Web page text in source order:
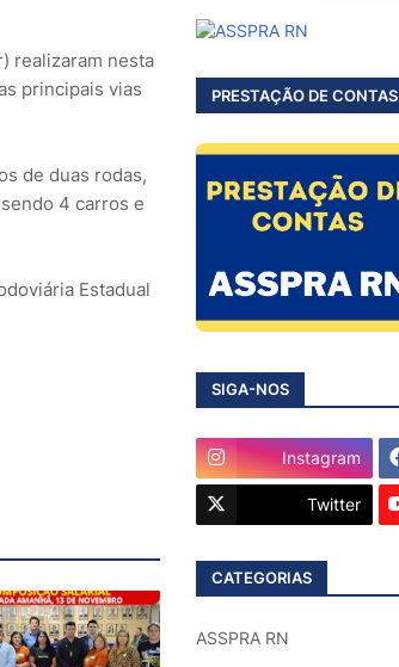
realizaram nesta
principais vias
de duas rodas,
4 carros e
Estadual
PRESTAÇÃO DE CONTAS
SIGA-NOS
Instagram
Twitter
CATEGORIAS
ASSPRA RN